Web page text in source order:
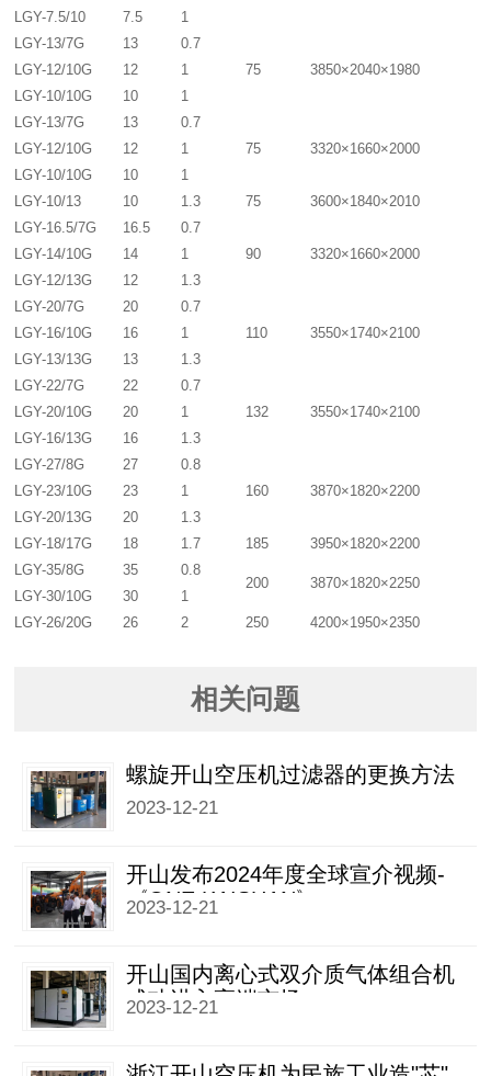
LGY-7.5/10
7.5
1
LGY-13/7G
13
0.7
75
3850×2040×1980
LGY-12/10G 12
1
LGY-10/10G
10
1
LGY-13/7G
13
0.7
75
3320×1660×2000
LGY-12/10G 12
1
LGY-10/10G
10
1
LGY-10/13
10 1.3 75
3600×1840×2010
LGY-16.5/7G
16.5
0.7
90
3320×1660×2000
LGY-14/10G 14
1
LGY-12/13G
12
1.3
LGY-20/7G
20
0.7
110
3550×1740×2100
LGY-16/10G 16
1
LGY-13/13G
13
1.3
LGY-22/7G
22
0.7
132
3550×1740×2100
LGY-20/10G 20
1
LGY-16/13G
16
1.3
LGY-27/8G
27
0.8
160
3870×1820×2200
LGY-23/10G 23
1
LGY-20/13G
20
1.3
LGY-18/17G
18 1.7 185
3950×1820×2200
LGY-35/8G
35
0.8
200
3870×1820×2250
LGY-30/10G
30
1
LGY-26/20G
26 2 250 4200×1950×2350
相关问题
螺旋开山空压机过滤器的更换方法
2023-12-21
开山发布2024年度全球宣介视频-
《ONE KAISHAN》
2023-12-21
开山国内离心式双介质气体组合机
成功进入高端市场
2023-12-21